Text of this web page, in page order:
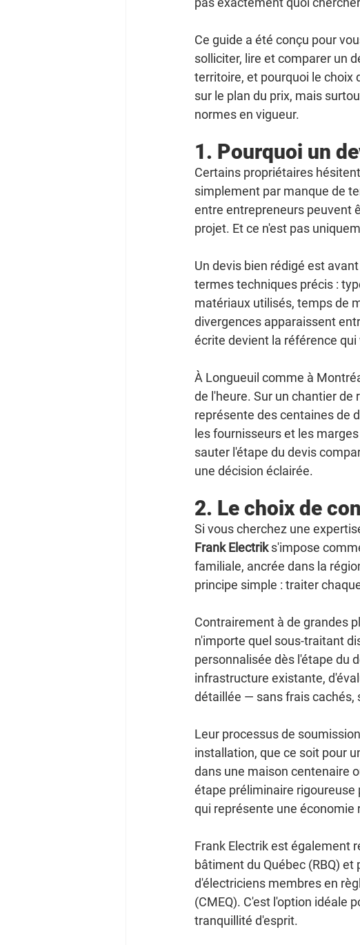
Ce guide a été conçu pour
solliciter, lire et comparer un
territoire, et pourquoi le
sur le plan du prix, mais
normes en vigueur.
1. Pourquoi un
Certains propriétaires
simplement par manque de
entre entrepreneurs peuvent
projet. Et ce n'est pas
Un devis bien rédigé est
termes techniques précis :
matériaux utilisés, temps de
divergences apparaissent
écrite devient la référence qui
À Longueuil comme à
de l'heure. Sur un chantier de
représente des centaines de
les fournisseurs et les
sauter l'étape du devis
une décision éclairée.
2. Le choix de
Si vous cherchez une
Frank Electrik s'impose
familiale, ancrée dans la
principe simple : traiter
Contrairement à de grandes
n'importe quel sous-traitant
personnalisée dès l'étape du
infrastructure existante,
détaillée — sans frais cachés,
Leur processus de
installation, que ce soit pour
dans une maison centenaire
étape préliminaire rigoureuse
qui représente une économie
Frank Electrik est également
bâtiment du Québec (RBQ)
d'électriciens membres en
(CMEQ). C'est l'option idéale
tranquillité d'esprit.